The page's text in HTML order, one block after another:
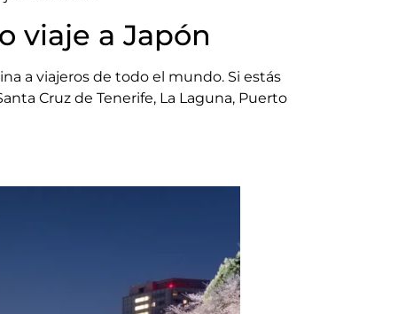
viaje a Japón
a viajeros de todo el mundo. Si estás
Cruz de Tenerife, La Laguna, Puerto